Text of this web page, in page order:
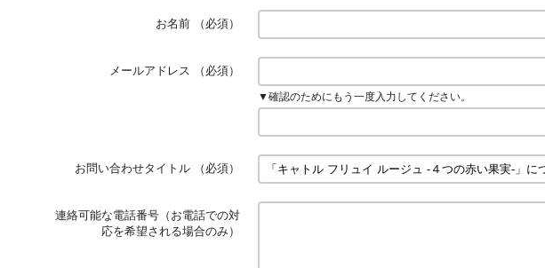
お名前 （必須）
メールアドレス （必須）
▼確認のためにもう一度入力してください。
お問い合わせタイトル （必須）
連絡可能な電話番号（お電話での対
応を希望される場合のみ）